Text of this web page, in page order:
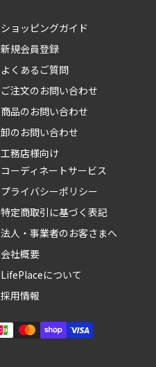
ショッピングガイド
新規会員登録
よくあるご質問
ご注文のお問い合わせ
商品のお問い合わせ
卸のお問い合わせ
工務店様向け
コーディネートサービス
プライバシーポリシー
特定商取引に基づく表記
法人・事業者のお客さまへ
会社概要
LifePlaceについて
採用情報